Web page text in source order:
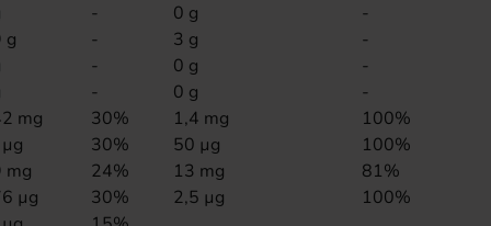
- 0 g
-
g - 3 g
-
- 0 g
-
- 0 g
-
mg 30% 1,4 mg
100%
30% 50 µg
100%
mg 24% 13 mg
81%
µg 30% 2,5 µg
100%